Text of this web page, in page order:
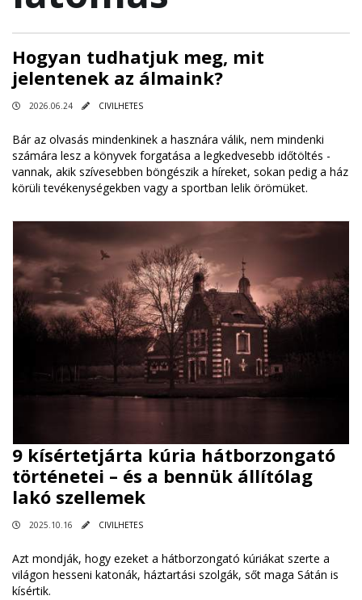
Hogyan tudhatjuk meg, mit
jelentenek az álmaink?
2026.06.24 CIVILHETES
Bár az olvasás mindenkinek a hasznára válik, nem mindenki
számára lesz a könyvek forgatása a legkedvesebb időtöltés -
vannak, akik szívesebben böngészik a híreket, sokan pedig a ház
körüli tevékenységekben vagy a sportban lelik örömüket.
9 kísértetjárta kúria hátborzongató
történetei – és a bennük állítólag
lakó szellemek
2025.10.16 CIVILHETES
Azt mondják, hogy ezeket a hátborzongató kúriákat szerte a
világon hesseni katonák, háztartási szolgák, sőt maga Sátán is
kísértik.